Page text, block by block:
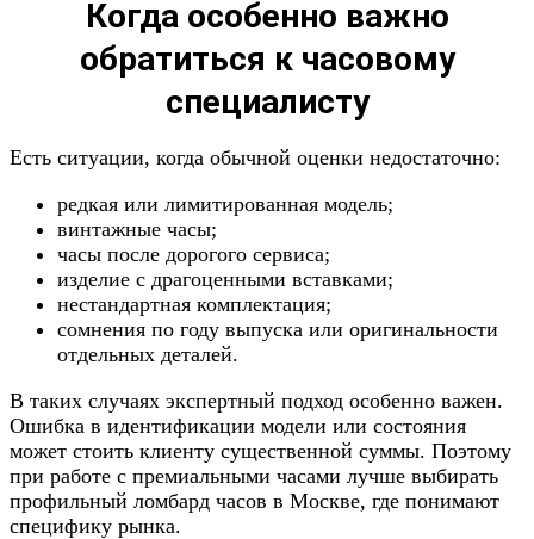
Когда особенно важно
обратиться к часовому
специалисту
Есть ситуации, когда обычной оценки недостаточно:
редкая или лимитированная модель;
винтажные часы;
часы после дорогого сервиса;
изделие с драгоценными вставками;
нестандартная комплектация;
сомнения по году выпуска или оригинальности
отдельных деталей.
В таких случаях экспертный подход особенно важен.
Ошибка в идентификации модели или состояния
может стоить клиенту существенной суммы. Поэтому
при работе с премиальными часами лучше выбирать
профильный ломбард часов в Москве, где понимают
специфику рынка.